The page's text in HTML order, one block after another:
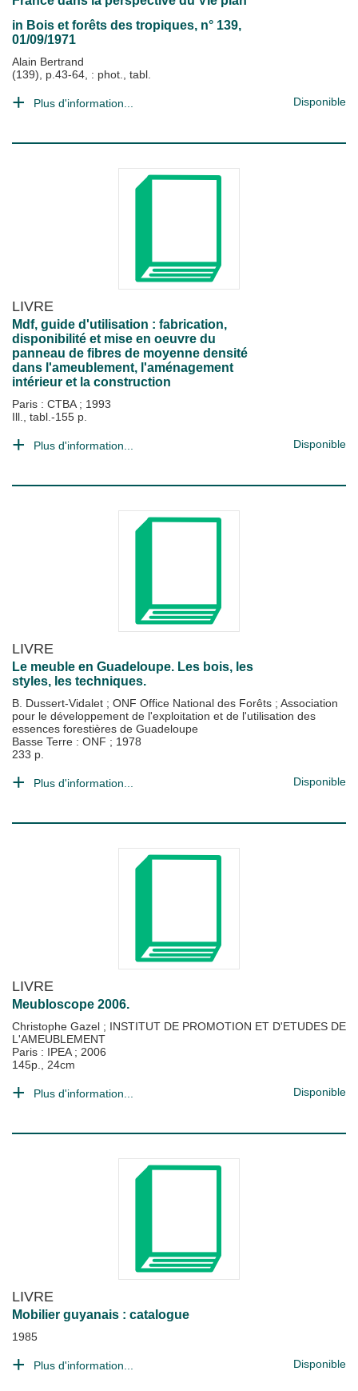
in Bois et forêts des tropiques, n° 139,
01/09/1971
Alain Bertrand
(139), p.43-64, : phot., tabl.
Plus d'information... Disponible
LIVRE
Mdf, guide d'utilisation : fabrication,
disponibilité et mise en oeuvre du
panneau de fibres de moyenne densité
dans l'ameublement, l'aménagement
intérieur et la construction
Paris : CTBA ; 1993
Ill., tabl.-155 p.
Plus d'information... Disponible
LIVRE
Le meuble en Guadeloupe. Les bois, les
styles, les techniques.
B. Dussert-Vidalet ; ONF Office National des Forêts ; Association
pour le développement de l'exploitation et de l'utilisation des
essences forestières de Guadeloupe
Basse Terre : ONF ; 1978
233 p.
Plus d'information... Disponible
LIVRE
Meubloscope 2006.
Christophe Gazel ; INSTITUT DE PROMOTION ET D'ETUDES DE
L'AMEUBLEMENT
Paris : IPEA ; 2006
145p., 24cm
Plus d'information... Disponible
LIVRE
Mobilier guyanais : catalogue
1985
Plus d'information... Disponible